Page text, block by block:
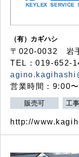
（有）カギハシ
〒020-0032 岩
TEL：019-652-
営業時間：9:00
販売可 工
http://